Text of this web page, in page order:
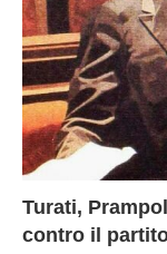
Turati,
contro il